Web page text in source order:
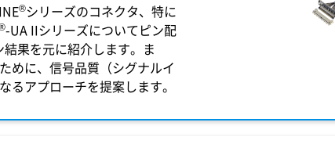
®シリーズのコネクタ、特に
-UA IIシリーズについてピン配
果を元に紹介します。ま
めに、信号品質（シグナルイ
るアプローチを提案します。